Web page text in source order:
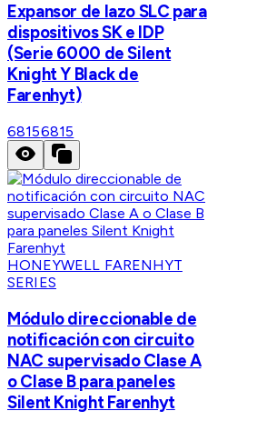
Expansor de lazo SLC para
dispositivos SK e IDP
(Serie 6000 de Silent
Knight Y Black de
Farenhyt)
68156815
HONEYWELL FARENHYT
SERIES
Módulo direccionable de
notificación con circuito
NAC supervisado Clase A
o Clase B para paneles
Silent Knight Farenhyt